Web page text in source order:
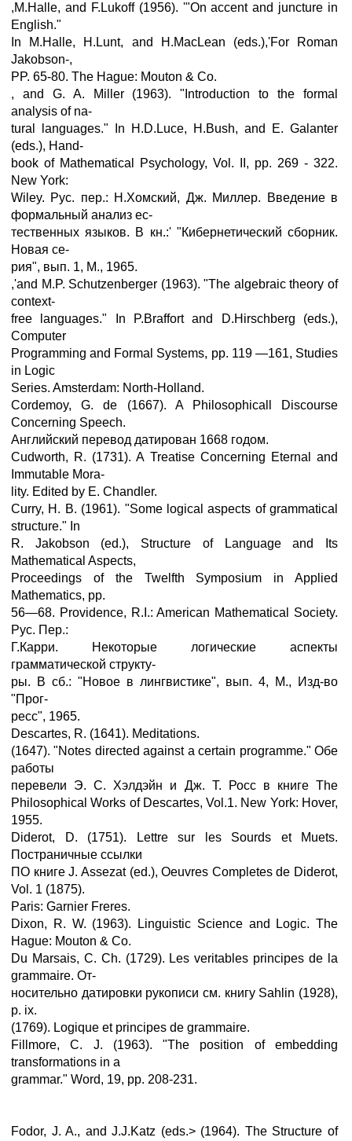
,M.Halle, and F.Lukoff (1956). '"On accent and juncture in
English."
In M.Halle, H.Lunt, and H.MacLean (eds.),'For Roman
Jakobson-,
PP. 65-80. The Hague: Mouton & Co.
, and G. A. Miller (1963). "Introduction to the formal
analysis of na-
tural languages." In H.D.Luce, H.Bush, and E. Galanter
(eds.), Hand-
book of Mathematical Psychology, Vol. II, pp. 269 - 322.
New York:
Wiley. Рус. пер.: Н.Хомский, Дж. Миллер. Введение в
формальный анализ ес-
тественных языков. В кн.:' "Кибернетический сборник.
Новая се-
рия", вып. 1, М., 1965.
,'and M.P. Schutzenberger (1963). "The algebraic theory of
context-
free languages." In P.Braffort and D.Hirschberg (eds.),
Computer
Programming and Formal Systems, pp. 119 —161, Studies
in Logic
Series. Amsterdam: North-Holland.
Cordemoy, G. de (1667). A Philosophicall Discourse
Concerning Speech.
Английский перевод датирован 1668 годом.
Cudworth, R. (1731). A Treatise Concerning Eternal and
Immutable Mora-
lity. Edited by E. Chandler.
Curry, H. B. (1961). "Some logical aspects of grammatical
structure." In
R. Jakobson (ed.), Structure of Language and Its
Mathematical Aspects,
Proceedings of the Twelfth Symposium in Applied
Mathematics, pp.
56—68. Providence, R.I.: American Mathematical Society.
Рус. Пер.:
Г.Карри. Некоторые логические аспекты
грамматической структу-
ры. В сб.: "Новое в лингвистике", вып. 4, М., Изд-во
"Прог-
ресс", 1965.
Descartes, R. (1641). Meditations.
(1647). "Notes directed against a certain programme." Обе
работы
перевели Э. С. Хэлдэйн и Дж. Т. Росс в книге The
Philosophical Works of Descartes, Vol.1. New York: Hover,
1955.
Diderot, D. (1751). Lettre sur les Sourds et Muets.
Постраничные ссылки
ПО книге J. Assezat (ed.), Oeuvres Completes de Diderot,
Vol. 1 (1875).
Paris: Garnier Freres.
Dixon, R. W. (1963). Linguistic Science and Logic. The
Hague: Mouton & Co.
Du Marsais, C. Ch. (1729). Les veritables principes de la
grammaire. От-
носительно датировки рукописи см. книгу Sahlin (1928),
p. ix.
(1769). Logique et principes de grammaire.
Fillmore, С. J. (1963). "The position of embedding
transformations in a
grammar." Word, 19, pp. 208-231.
Fodor, J. A., and J.J.Katz (eds.> (1964). The Structure of